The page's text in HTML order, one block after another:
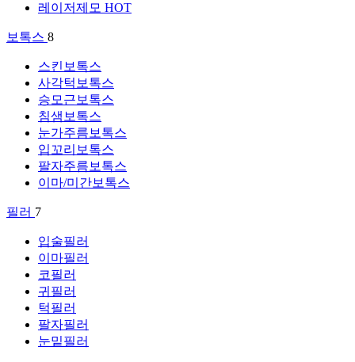
레이저제모 HOT
보톡스 8
스킨보톡스
사각턱보톡스
승모근보톡스
침샘보톡스
눈가주름보톡스
입꼬리보톡스
팔자주름보톡스
이마/미간보톡스
필러 7
입술필러
이마필러
코필러
귀필러
턱필러
팔자필러
눈밑필러